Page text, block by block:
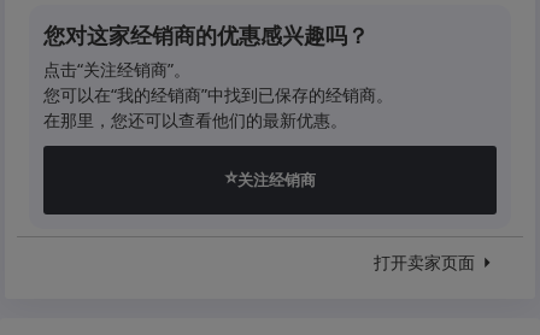
您对这家经销商的优惠感兴趣吗？
点击“关注经销商”。
您可以在“我的经销商”中找到已保存的经销商。
在那里，您还可以查看他们的最新优惠。
⭐关注经销商
打开卖家页面